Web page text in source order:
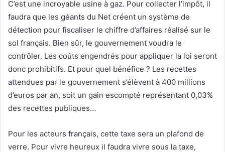
C’est une incroyable usine à gaz. Pour collecter l’impôt, il
faudra que les géants du Net créent un système de
détection pour fiscaliser le chiffre d’affaires réalisé sur le
sol français. Bien sûr, le gouvernement voudra le
contrôler. Les coûts engendrés pour appliquer la loi seront
donc prohibitifs. Et pour quel bénéfice ? Les recettes
attendues par le gouvernement s’élèvent à 400 millions
d’euros par an, soit un gain escompté représentant 0,03%
des recettes publiques…
Pour les acteurs français, cette taxe sera un plafond de
verre. Pour vivre heureux il faudra vivre sous la taxe,